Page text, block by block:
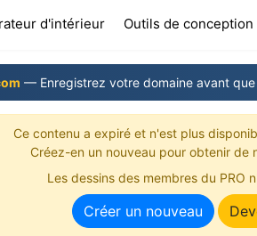
d'intérieur(current)
Outils de conception
— Enregistrez votre domaine avant
Ce contenu a expiré et n'est plus
Créez-en un nouveau pour obtenir de
Les dessins des membres du PRO
Créer un nouveau